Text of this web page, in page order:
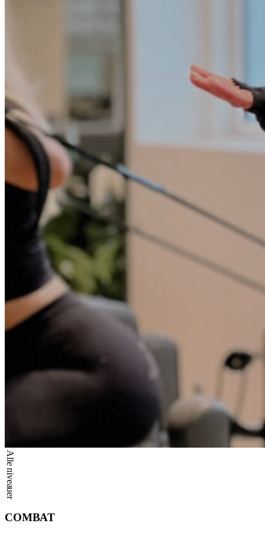
Alle niveauer
COMBAT